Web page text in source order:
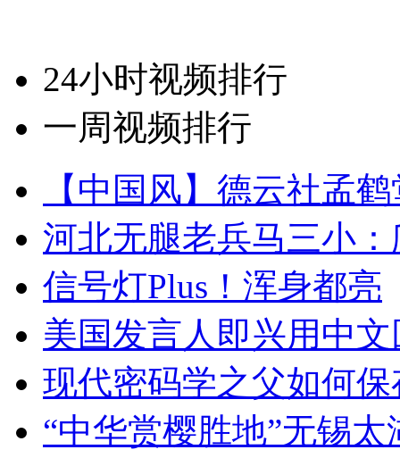
24小时视频排行
一周视频排行
【中国风】德云社孟
河北无腿老兵马三小
信号灯Plus！浑身都亮
美国发言人即兴用中
现代密码学之父如何
“中华赏樱胜地”无锡